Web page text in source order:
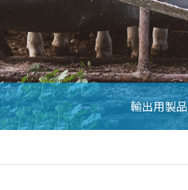
輸出用製品